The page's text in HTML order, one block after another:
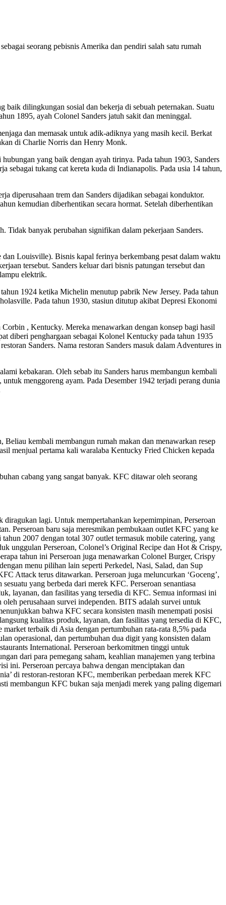
seorang pebisnis Amerika dan pendiri salah satu rumah
dilingkungan sosial dan bekerja di sebuah peternakan. Suatu
1895, ayah Colonel Sanders jatuh sakit dan meninggal.
dan memasak untuk adik-adiknya yang masih kecil. Berkat
di Charlie Norris dan Henry Monk.
yang baik dengan ayah tirinya. Pada tahun 1903, Sanders
sebagai tukang cat kereta kuda di Indianapolis. Pada usia 14 tahun,
diperusahaan trem dan Sanders dijadikan sebagai konduktor.
kemudian diberhentikan secara hormat. Setelah diberhentikan
Tidak banyak perubahan signifikan dalam pekerjaan Sanders.
Louisville). Bisnis kapal ferinya berkembang pesat dalam waktu
tersebut. Sanders keluar dari bisnis patungan tersebut dan
elektrik.
1924 ketika Michelin menutup pabrik New Jersey. Pada tahun
Pada tahun 1930, stasiun ditutup akibat Depresi Ekonomi
, Kentucky. Mereka menawarkan dengan konsep bagi hasil
diberi penghargaan sebagai Kolonel Kentucky pada tahun 1935
Sanders. Nama restoran Sanders masuk dalam Adventures in
kebakaran. Oleh sebab itu Sanders harus membangun kembali
menggoreng ayam. Pada Desember 1942 terjadi perang dunia
kembali membangun rumah makan dan menawarkan resep
menjual pertama kali waralaba Kentucky Fried Chicken kepada
cabang yang sangat banyak. KFC ditawar oleh seorang
lagi. Untuk mempertahankan kepemimpinan, Perseroan
Perseroan baru saja meresmikan pembukaan outlet KFC yang ke
2007 dengan total 307 outlet termasuk mobile catering, yang
unggulan Perseroan, Colonel’s Original Recipe dan Hot & Crispy,
tahun ini Perseroan juga menawarkan Colonel Burger, Crispy
menu pilihan lain seperti Perkedel, Nasi, Salad, dan Sup
Attack terus ditawarkan. Perseroan juga meluncurkan ‘Goceng’,
yang berbeda dari merek KFC. Perseroan senantiasa
layanan, dan fasilitas yang tersedia di KFC. Semua informasi ini
perusahaan survei independen. BITS adalah survei untuk
bahwa KFC secara konsisten masih menempati posisi
kualitas produk, layanan, dan fasilitas yang tersedia di KFC,
terbaik di Asia dengan pertumbuhan rata-rata 8,5% pada
operasional, dan pertumbuhan dua digit yang konsisten dalam
International. Perseroan berkomitmen tinggi untuk
dari para pemegang saham, keahlian manajemen yang terbina
ini. Perseroan percaya bahwa dengan menciptakan dan
di restoran-restoran KFC, memberikan perbedaan merek KFC
membangun KFC bukan saja menjadi merek yang paling digemari